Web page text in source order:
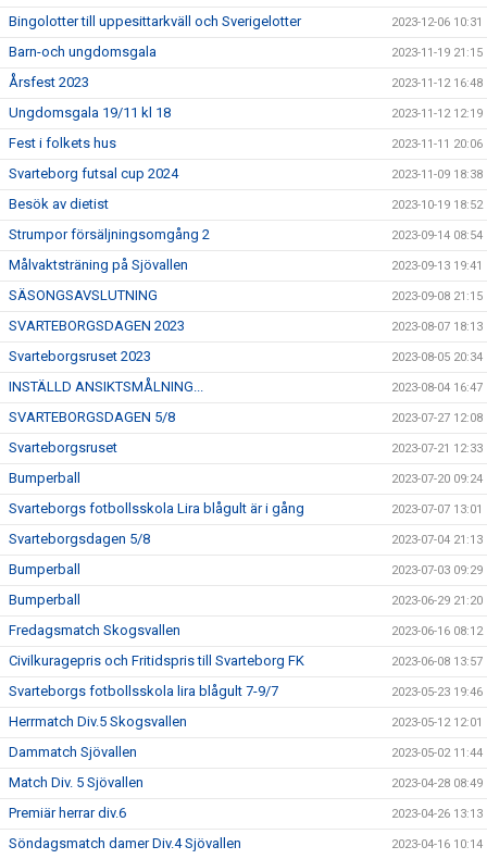
Bingolotter till uppesittarkväll och Sverigelotter 2023-12-06 10:31
Barn-och ungdomsgala 2023-11-19 21:15
Årsfest 2023 2023-11-12 16:48
Ungdomsgala 19/11 kl 18 2023-11-12 12:19
Fest i folkets hus 2023-11-11 20:06
Svarteborg futsal cup 2024 2023-11-09 18:38
Besök av dietist 2023-10-19 18:52
Strumpor försäljningsomgång 2 2023-09-14 08:54
Målvaktsträning på Sjövallen 2023-09-13 19:41
SÄSONGSAVSLUTNING 2023-09-08 21:15
SVARTEBORGSDAGEN 2023 2023-08-07 18:13
Svarteborgsruset 2023 2023-08-05 20:34
INSTÄLLD ANSIKTSMÅLNING... 2023-08-04 16:47
SVARTEBORGSDAGEN 5/8 2023-07-27 12:08
Svarteborgsruset 2023-07-21 12:33
Bumperball 2023-07-20 09:24
Svarteborgs fotbollsskola Lira blågult är i gång 2023-07-07 13:01
Svarteborgsdagen 5/8 2023-07-04 21:13
Bumperball 2023-07-03 09:29
Bumperball 2023-06-29 21:20
Fredagsmatch Skogsvallen 2023-06-16 08:12
Civilkuragepris och Fritidspris till Svarteborg FK 2023-06-08 13:57
Svarteborgs fotbollsskola lira blågult 7-9/7 2023-05-23 19:46
Herrmatch Div.5 Skogsvallen 2023-05-12 12:01
Dammatch Sjövallen 2023-05-02 11:44
Match Div. 5 Sjövallen 2023-04-28 08:49
Premiär herrar div.6 2023-04-26 13:13
Söndagsmatch damer Div.4 Sjövallen 2023-04-16 10:14